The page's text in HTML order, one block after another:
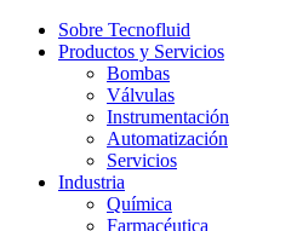
Sobre Tecnofluid
Productos y Servicios
Bombas
Válvulas
Instrumentación
Automatización
Servicios
Industria
Química
Farmacéutica